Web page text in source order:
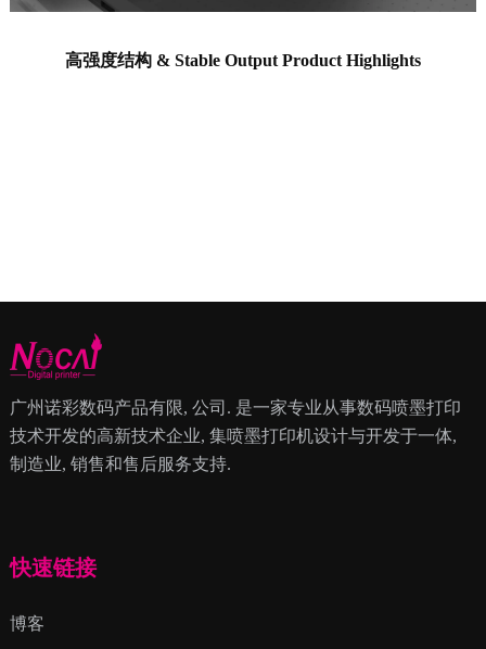
高强度结构 & Stable Output Product Highlights
广州诺彩数码产品有限, 公司. 是一家专业从事数码喷墨打印
技术开发的高新技术企业, 集喷墨打印机设计与开发于一体,
制造业, 销售和售后服务支持.
快速链接
博客